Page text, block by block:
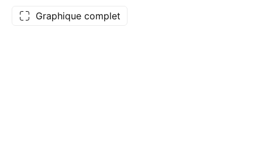
Graphique complet